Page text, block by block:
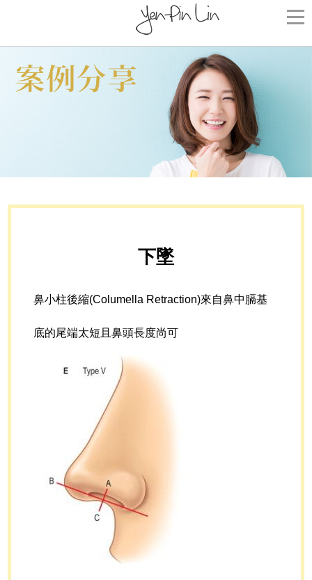
下墜
鼻小柱後縮(Columella Retraction)來自鼻中膈基
底的尾端太短且鼻頭長度尚可